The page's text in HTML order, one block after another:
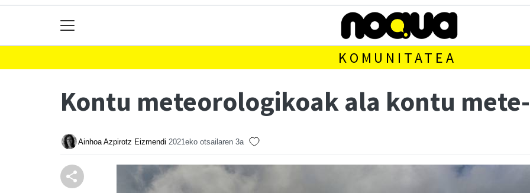
KOMUNITATEA
Kontu meteorologikoak ala kontu
Ainhoa Azpirotz Eizmendi 2021eko otsailaren 3a